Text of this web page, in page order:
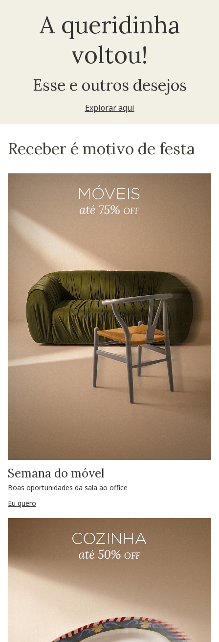
A queridinha
voltou!
Esse e outros desejos
Explorar aqui
Receber é motivo de festa
Semana do móvel
Boas oportunidades da sala ao office
Eu quero